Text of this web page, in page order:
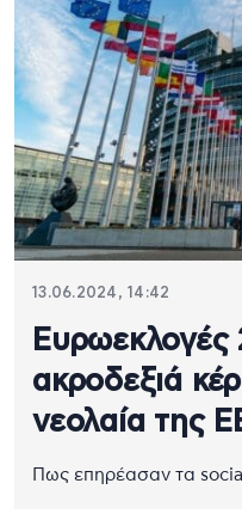
13.06.2024, 14:42
ακροδεξιά
νεολαία της
Πως επηρέασαν τα